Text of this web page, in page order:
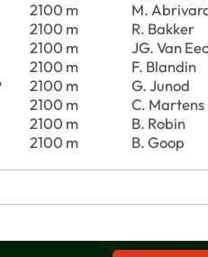
2100 m M.
2100 m R. Bakker
2100 m JG. Van
2100 m F. Blandin
2100 m G. Junod
2100 m C. Martens
2100 m B. Robin
2100 m B. Goop